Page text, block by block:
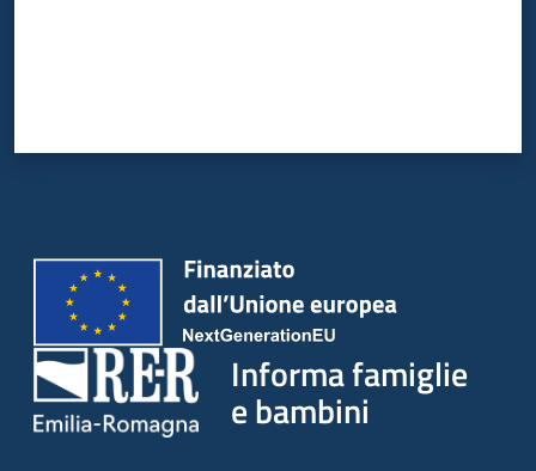
Informa famiglie
e bambini